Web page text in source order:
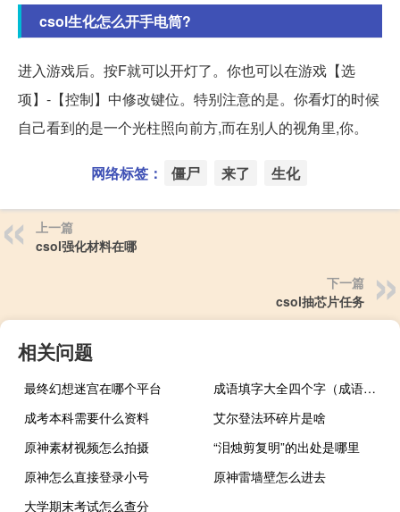
csol生化怎么开手电筒?
进入游戏后。按F就可以开灯了。你也可以在游戏【选
项】-【控制】中修改键位。特别注意的是。你看灯的时候
自己看到的是一个光柱照向前方,而在别人的视角里,你。
网络标签： 僵尸 来了 生化
上一篇
csol强化材料在哪
下一篇
csol抽芯片任务
相关问题
最终幻想迷宫在哪个平台
成语填字大全四个字（成语填字大全）
成考本科需要什么资料
艾尔登法环碎片是啥
原神素材视频怎么拍摄
“泪烛剪复明”的出处是哪里
原神怎么直接登录小号
原神雷墙壁怎么进去
大学期末考试怎么查分